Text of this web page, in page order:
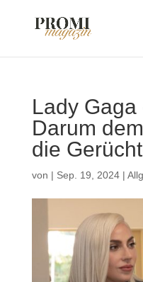
Lady
Darum
die
von | Sep. 19, 2024|